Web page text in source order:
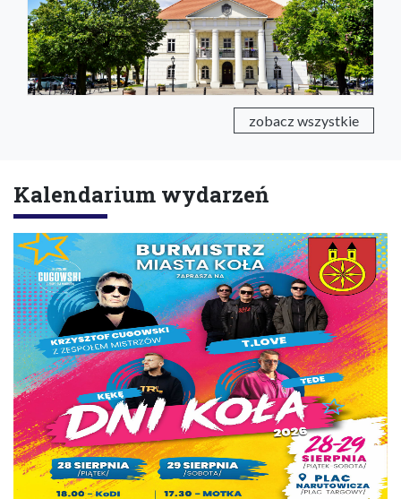
zobacz wszystkie
Kalendarium wydarzeń